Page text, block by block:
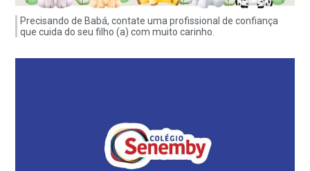
Precisando de Babá, contate uma profissional de confiança
que cuida do seu filho (a) com muito carinho.